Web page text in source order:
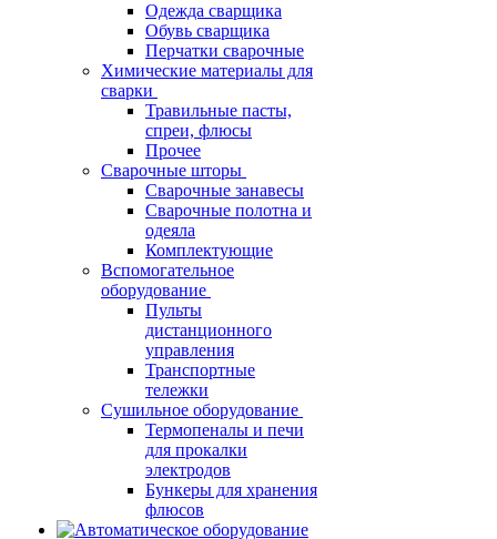
Одежда сварщика
Обувь сварщика
Перчатки сварочные
Химические материалы для
сварки
Травильные пасты,
спреи, флюсы
Прочее
Сварочные шторы
Сварочные занавесы
Сварочные полотна и
одеяла
Комплектующие
Вспомогательное
оборудование
Пульты
дистанционного
управления
Транспортные
тележки
Сушильное оборудование
Термопеналы и печи
для прокалки
электродов
Бункеры для хранения
флюсов